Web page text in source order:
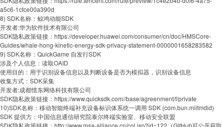
a5c6-1cfce00a390d
8) SDK名称：鲸鸿动能SDK
开发者:华为软件技术有限公司
SDK隐私政策链接：https://developer.huawei.com/consumer/cn/doc/HMSCore-
Guides/whale-hong-kinetic-energy-sdk-privacy-statement-0000001658283582
9) SDK名称：QuickGame 自发行SDK
涉及个人信息：读取OAID
使用目的：用于识别设备信息以及判断设备是否为模拟器，识别设备信息
收集方式：SDK采集
开发者:成都惜东网络科技有限公司
SDK隐私政策链接：https://www.quicksdk.com//base/agreenment/f/private
10)SDK名称：移动智能终端补充设备标识体系统一调用 SDK (com.bun.miitmdid)
SDK 提供方：中国信息通信研究院泰尔终端实验室、移动安全联盟‌
SDK隐私政策链接：http://www.msa-alliance.cn/col.jsp?id=122（GitHub可公开获取